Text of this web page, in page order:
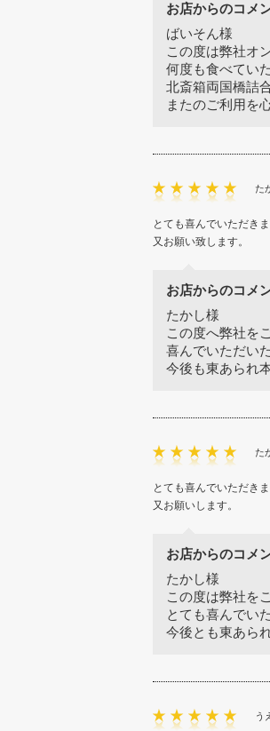
お店からのコメ
ばいそん様
この度は弊社オ
何度も食べてい
北斎箱両国橋詰
またのご利用を
た
とても喜んでいただきま
又お願い致します。
お店からのコメ
たかし様
この度へ弊社を
喜んでいただい
今後も東あられ
た
とても喜んでいただきま
又お願いします。
お店からのコメ
たかし様
この度は弊社を
とても喜んでい
今後とも東あら
う